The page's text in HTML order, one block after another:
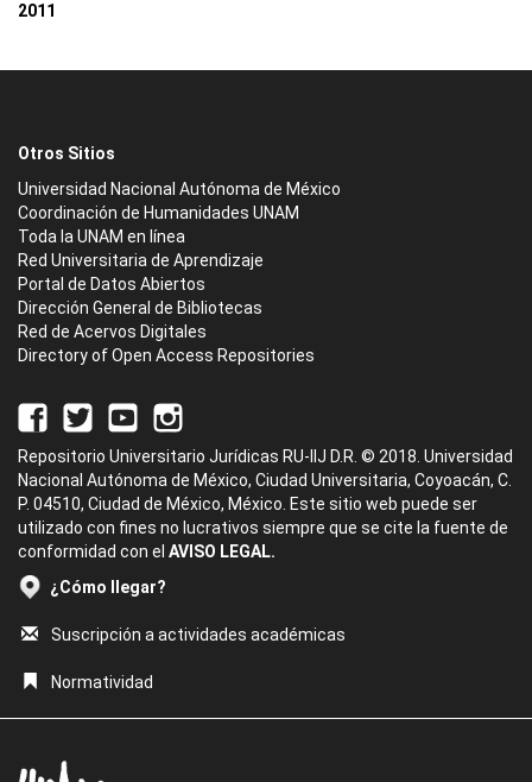
2011
Otros Sitios
Universidad Nacional Autónoma de México
Coordinación de Humanidades UNAM
Toda la UNAM en línea
Red Universitaria de Aprendizaje
Portal de Datos Abiertos
Dirección General de Bibliotecas
Red de Acervos Digitales
Directory of Open Access Repositories
Repositorio Universitario Jurídicas RU-IIJ D.R. © 2018. Universidad
Nacional Autónoma de México, Ciudad Universitaria, Coyoacán, C.
P. 04510, Ciudad de México, México. Este sitio web puede ser
utilizado con fines no lucrativos siempre que se cite la fuente de
conformidad con el AVISO LEGAL.
¿Cómo llegar?
Suscripción a actividades académicas
Normatividad